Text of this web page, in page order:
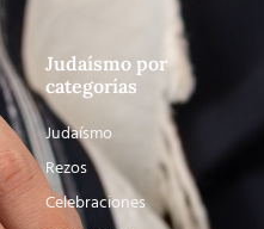
Judaísmo por
categorías
Judaísmo
Rezos
Celebraciones